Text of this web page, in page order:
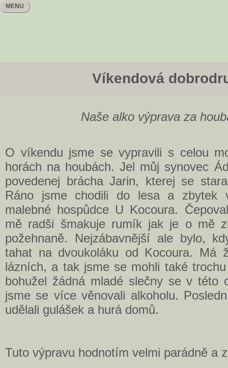
MENU
Víkendová
Naše alko výprava za
O víkendu jsme se vypravili s celou
horách na houbách. Jel můj synovec
povedenej brácha Jarin, kterej se
Ráno jsme chodili do lesa a zbytek
malebné hospůdce U Kocoura.
mě radši šmakuje rumík jak je o mě
požehnaně. Nejzábavnější ale bylo,
tahat na dvoukoláku od Kocoura. Má
lázních, a tak jsme se mohli také
bohužel žádná mladé slečny se v této
jsme se více věnovali alkoholu.
udělali gulášek a hurá domů.
Tuto výpravu hodnotím velmi parádně a